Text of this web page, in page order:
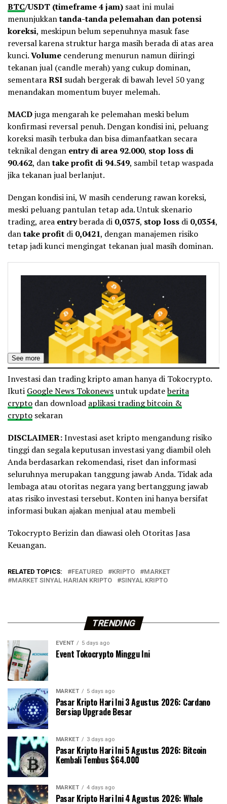
BTC/USDT (timeframe 4 jam) saat ini mulai
menunjukkantanda-tanda pelemahan dan potensi
koreksi, meskipun belum sepenuhnya masuk fase
reversal karena struktur harga masih berada di atas area
kunci.Volume cenderung menurun namun diiringi
tekanan jual (candle merah) yang cukup dominan,
sementaraRSI sudah bergerak di bawah level 50 yang
menandakan momentum buyer melemah.
MACDjuga mengarah ke pelemahan meski belum
konfirmasi reversal penuh. Dengan kondisi ini, peluang
koreksi masih terbuka dan bisa dimanfaatkan secara
teknikal dengan entry di area 92.000, stop loss di
90.462, dantake profit di 94.549, sambil tetap waspada
jika tekanan jual berlanjut.
Dengan kondisi ini, W masih cenderung rawan koreksi,
meski peluang pantulan tetap ada. Untuk skenario
trading, area entryberada di 0,0375, stop loss di 0,0354,
dantake profit di 0,0421, dengan manajemen risiko
tetap jadi kunci mengingat tekanan jual masih dominan.
See more
Investasi dan trading kripto aman hanya di Tokocrypto.
Ikuti Google News Tokonewsuntuk updateberita
crypto dan download aplikasi trading bitcoin &
crypto sekaran
DISCLAIMER:Investasi aset kripto mengandung risiko
tinggi dan segala keputusan investasi yang diambil oleh
Anda berdasarkan rekomendasi, riset dan informasi
seluruhnya merupakan tanggung jawab Anda. Tidak ada
lembaga atau otoritas negara yang bertanggung jawab
atas risiko investasi tersebut. Konten ini hanya bersifat
informasi bukan ajakan menjual atau membeli
Tokocrypto Berizin dan diawasi oleh Otoritas Jasa
Keuangan.
RELATED TOPICS: FEATURED KRIPTO
MARKET
MARKET SINYAL HARIAN KRIPTO
SINYAL KRIPTO
TRENDING
EVENT 5 days ago
Event Tokocrypto Minggu Ini
MARKET 5 days ago
Pasar Kripto Hari Ini 3 Agustus 2026: Cardano
Bersiap Upgrade Besar
MARKET 3 days ago
Pasar Kripto Hari Ini 5 Agustus 2026: Bitcoin
Kembali Tembus $64.000
MARKET 4 days ago
Pasar Kripto Hari Ini 4 Agustus 2026: Whale